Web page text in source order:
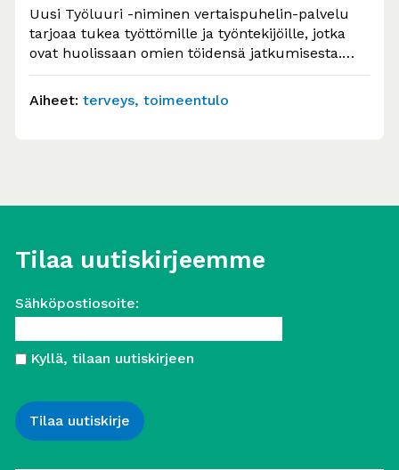
Uusi Työluuri -niminen vertaispuhelin-palvelu
tarjoaa tukea työttömille ja työntekijöille, jotka
ovat huolissaan omien töidensä jatkumisesta.
Vastaajina toimivat koulutetut vapaaehtoiset,
joilla…
Aiheet: terveys toimeentulo
Tilaa uutiskirjeemme
Sähköpostiosoite:
Kyllä, tilaan uutiskirjeen